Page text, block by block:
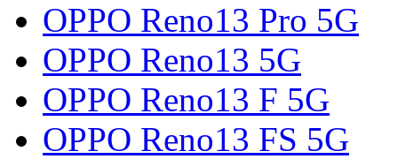
OPPO Reno13 Pro 5G
OPPO Reno13 5G
OPPO Reno13 F 5G
OPPO Reno13 FS 5G